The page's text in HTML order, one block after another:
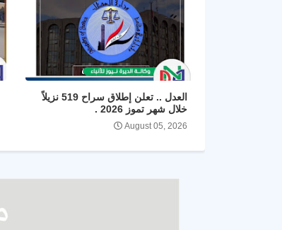
العدل .. تعلن إطلاق سراح 519 نزيلاً
خلال شهر تموز 2026 .
August 05, 2026